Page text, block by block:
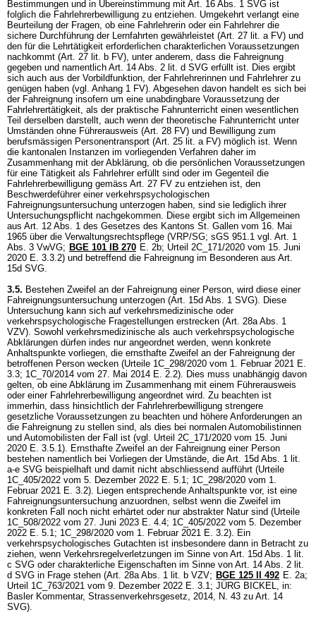
Bestimmungen und in Übereinstimmung mit Art. 16 Abs. 1 SVG ist
folglich die Fahrlehrerbewilligung zu entziehen. Umgekehrt verlangt eine
Beurteilung der Fragen, ob eine Fahrlehrerin oder ein Fahrlehrer die
sichere Durchführung der Lernfahrten gewährleistet (Art. 27 lit. a FV) und
den für die Lehrtätigkeit erforderlichen charakterlichen Voraussetzungen
nachkommt (Art. 27 lit. b FV), unter anderem, dass die Fahreignung
gegeben und namentlich Art. 14 Abs. 2 lit. d SVG erfüllt ist. Dies ergibt
sich auch aus der Vorbildfunktion, der Fahrlehrerinnen und Fahrlehrer zu
genügen haben (vgl. Anhang 1 FV). Abgesehen davon handelt es sich bei
der Fahreignung insofern um eine unabdingbare Voraussetzung der
Fahrlehrertätigkeit, als der praktische Fahrunterricht einen wesentlichen
Teil derselben darstellt, auch wenn der theoretische Fahrunterricht unter
Umständen ohne Führerausweis (Art. 28 FV) und Bewilligung zum
berufsmässigen Personentransport (Art. 25 lit. a FV) möglich ist. Wenn
die kantonalen Instanzen im vorliegenden Verfahren daher im
Zusammenhang mit der Abklärung, ob die persönlichen Voraussetzungen
für eine Tätigkeit als Fahrlehrer erfüllt sind oder im Gegenteil die
Fahrlehrerbewilligung gemäss Art. 27 FV zu entziehen ist, den
Beschwerdeführer einer verkehrspsychologischen
Fahreignungsuntersuchung unterzogen haben, sind sie lediglich ihrer
Untersuchungspflicht nachgekommen. Diese ergibt sich im Allgemeinen
aus Art. 12 Abs. 1 des Gesetzes des Kantons St. Gallen vom 16. Mai
1965 über die Verwaltungsrechtspflege (VRP/SG; sGS 951.1 vgl. Art. 1
Abs. 3 VwVG; BGE 101 IB 270 E. 2b; Urteil 2C_171/2020 vom 15. Juni
2020 E. 3.3.2) und betreffend die Fahreignung im Besonderen aus Art.
15d SVG.
3.5. Bestehen Zweifel an der Fahreignung einer Person, wird diese einer
Fahreignungsuntersuchung unterzogen (Art. 15d Abs. 1 SVG). Diese
Untersuchung kann sich auf verkehrsmedizinische oder
verkehrspsychologische Fragestellungen erstrecken (Art. 28a Abs. 1
VZV). Sowohl verkehrsmedizinische als auch verkehrspsychologische
Abklärungen dürfen indes nur angeordnet werden, wenn konkrete
Anhaltspunkte vorliegen, die ernsthafte Zweifel an der Fahreignung der
betroffenen Person wecken (Urteile 1C_298/2020 vom 1. Februar 2021 E.
3.3; 1C_70/2014 vom 27. Mai 2014 E. 2.2). Dies muss unabhängig davon
gelten, ob eine Abklärung im Zusammenhang mit einem Führerausweis
oder einer Fahrlehrerbewilligung angeordnet wird. Zu beachten ist
immerhin, dass hinsichtlich der Fahrlehrerbewilligung strengere
gesetzliche Voraussetzungen zu beachten und höhere Anforderungen an
die Fahreignung zu stellen sind, als dies bei normalen Automobilistinnen
und Automobilisten der Fall ist (vgl. Urteil 2C_171/2020 vom 15. Juni
2020 E. 3.5.1). Ernsthafte Zweifel an der Fahreignung einer Person
bestehen namentlich bei Vorliegen der Umstände, die Art. 15d Abs. 1 lit.
a-e SVG beispielhaft und damit nicht abschliessend aufführt (Urteile
1C_405/2022 vom 5. Dezember 2022 E. 5.1; 1C_298/2020 vom 1.
Februar 2021 E. 3.2). Liegen entsprechende Anhaltspunkte vor, ist eine
Fahreignungsuntersuchung anzuordnen, selbst wenn die Zweifel im
konkreten Fall noch nicht erhärtet oder nur abstrakter Natur sind (Urteile
1C_508/2022 vom 27. Juni 2023 E. 4.4; 1C_405/2022 vom 5. Dezember
2022 E. 5.1; 1C_298/2020 vom 1. Februar 2021 E. 3.2). Ein
verkehrspsychologisches Gutachten ist insbesondere dann in Betracht zu
ziehen, wenn Verkehrsregelverletzungen im Sinne von Art. 15d Abs. 1 lit.
c SVG oder charakterliche Eigenschaften im Sinne von Art. 14 Abs. 2 lit.
d SVG in Frage stehen (Art. 28a Abs. 1 lit. b VZV; BGE 125 II 492 E. 2a;
Urteil 1C_763/2021 vom 9. Dezember 2022 E. 3.1; JÜRG BICKEL, in:
Basler Kommentar, Strassenverkehrsgesetz, 2014, N. 43 zu Art. 14
SVG).